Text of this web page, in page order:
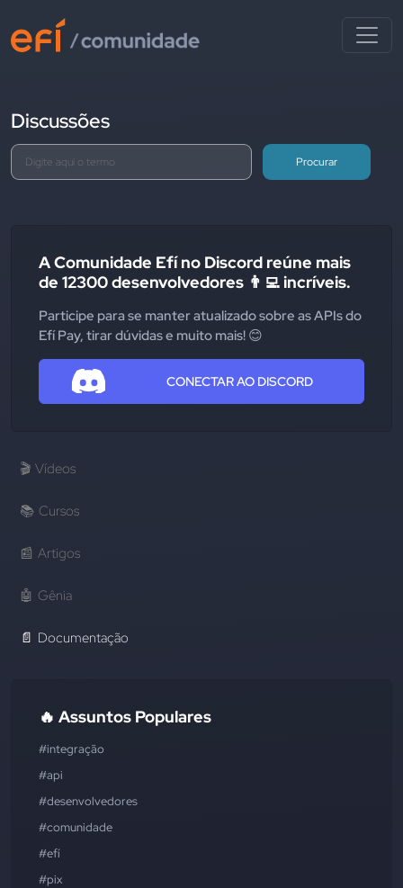
Discussões
Procurar
A Comunidade Efí no Discord reúne mais
de 12300 desenvolvedores 👨‍💻 incríveis.
Participe para se manter atualizado sobre as APIs do
Efí Pay, tirar dúvidas e muito mais! 😊
CONECTAR AO DISCORD
🎬 Vídeos
📚 Cursos
📰 Artigos
🤖 Gênia
📄 Documentação
🔥 Assuntos Populares
#integração
#api
#desenvolvedores
#comunidade
#efí
#pix